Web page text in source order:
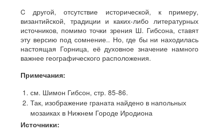
C другой, отсутствие исторической, к примеру,
византийской, традиции и каких-либо литературных
источников, помимо точки зрения Ш. Гибсона, ставят
эту версию под сомнение.. Но, где бы ни находилась
настоящая Горница, её духовное значение намного
важнее географического расположения.
Примечания:
см. Шимон Гибсон, стр. 85-86.
Так, изображение граната найдено в напольных
мозаиках в Нижнем Городе Иродиона
Источники: